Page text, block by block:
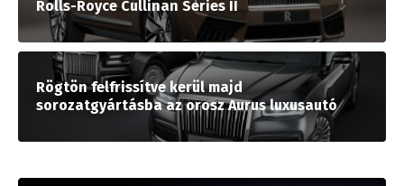
Rolls-Royce Cullinan Series II
Rögtön felfrissítve kerül majd
sorozatgyártásba az orosz Aurus luxusautó